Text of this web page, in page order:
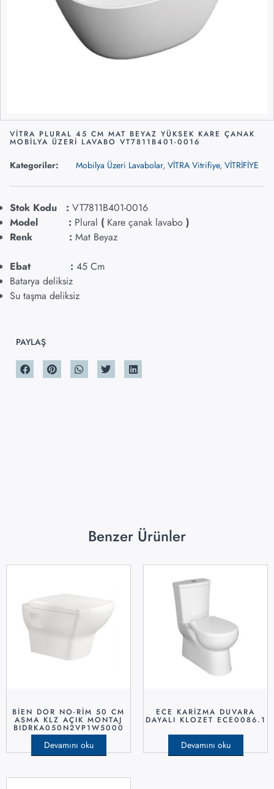
VİTRA PLURAL 45 CM MAT BEYAZ YÜKSEK KARE ÇANAK
MOBİLYA ÜZERİ LAVABO VT7811B401-0016
Kategoriler: Mobilya Üzeri Lavabolar, VİTRA Vitrifiye, VİTRİFİYE
Stok Kodu : VT7811B401-0016
Model : Plural ( Kare çanak lavabo )
Renk : Mat Beyaz
Ebat : 45 Cm
Batarya deliksiz
Su taşma deliksiz
PAYLAŞ
Benzer Ürünler
BİEN DOR NO-RİM 50 CM
ASMA KLZ AÇIK MONTAJ
BIDRKA050N2VP1W5000
Devamını oku
ECE KARİZMA DUVARA
DAYALI KLOZET ECE0086.1
Devamını oku